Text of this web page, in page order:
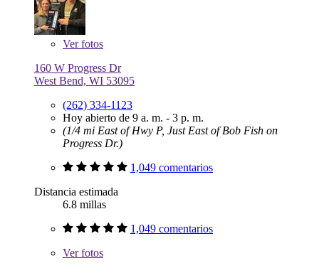
Verfotos
160 W Progress Dr
West Bend, WI 53095
(262) 334-1123
Hoy abierto de 9 a. m. - 3 p. m.
(1/4 mi East of Hwy P, Just East of Bob Fish on
Progress Dr.)
1,049 comentarios
Distancia estimada
6.8 millas
1,049 comentarios
Verfotos